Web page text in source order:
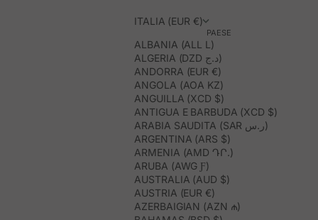
ITALIA (EUR €)
PAESE
ALBANIA (ALL L)
ALGERIA (DZD د.ج)
ANDORRA (EUR €)
ANGOLA (AOA KZ)
ANGUILLA (XCD $)
ANTIGUA E BARBUDA (XCD $)
ARABIA SAUDITA (SAR ر.س)
ARGENTINA (ARS $)
ARMENIA (AMD ԴՐ.)
ARUBA (AWG Ƒ)
AUSTRALIA (AUD $)
AUSTRIA (EUR €)
AZERBAIGIAN (AZN ₼)